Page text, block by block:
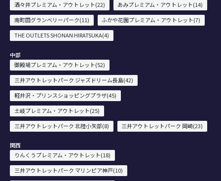
酒々井プレミアム・アウトレット(22)
あみプレミアム・アウトレット(14)
南町田グランベリーパーク(11)
ふかや花園プレミアム・アウトレット(7)
THE OUTLETS SHONAN HIRATSUKA(4)
中部
御殿場プレミアム・アウトレット(52)
三井アウトレットパーク ジャズドリーム長島(42)
軽井沢・プリンスショッピングプラザ(45)
土岐プレミアム・アウトレット(25)
三井アウトレットパーク 北陸小矢部(8)
三井アウトレットパーク 岡崎(23)
関西
りんくうプレミアム・アウトレット(18)
三井アウトレットパーク マリンピア神戸(10)